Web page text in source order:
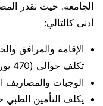
الجامعة. حيث تقدر
أدنى كالتالي:
الإقامة والمرافق
تكلف حوالي (470 يورو)؛
الوجبات والمصاريف
يكلف التأمين الطبي حوالي